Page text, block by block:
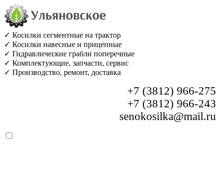
✓ Косилки сегментные на трактор
✓ Косилки навесные и прицепные
✓ Гидравлические грабли поперечные
✓ Комплектующие, запчасти, сервис
✓ Производство, ремонт, доставка
+7 (3812) 966-275
+7 (3812) 966-243
senokosilka@mail.ru